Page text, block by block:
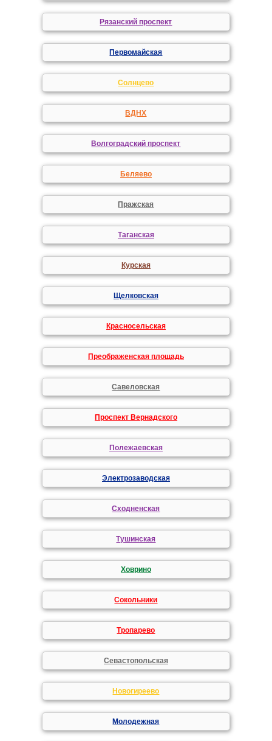
Рязанский проспект
Первомайская
Солнцево
ВДНХ
Волгоградский проспект
Беляево
Пражская
Таганская
Курская
Щелковская
Красносельская
Преображенская площадь
Савеловская
Проспект Вернадского
Полежаевская
Электрозаводская
Сходненская
Тушинская
Ховрино
Сокольники
Тропарево
Севастопольская
Новогиреево
Молодежная